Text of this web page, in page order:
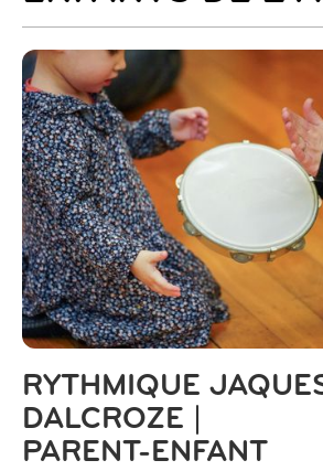
RYTHMIQUE
DALCROZE |
PARENT-ENFANT